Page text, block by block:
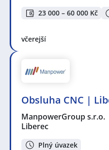
23 000 – 60 000 Kč
včerejší
Obsluha CNC |
ManpowerGroup s.r.o.
Liberec
Plný úvazek